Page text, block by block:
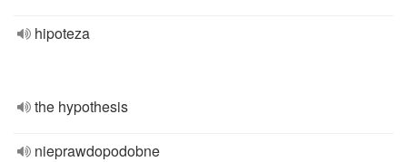
hipoteza
the hypothesis
nieprawdopodobne